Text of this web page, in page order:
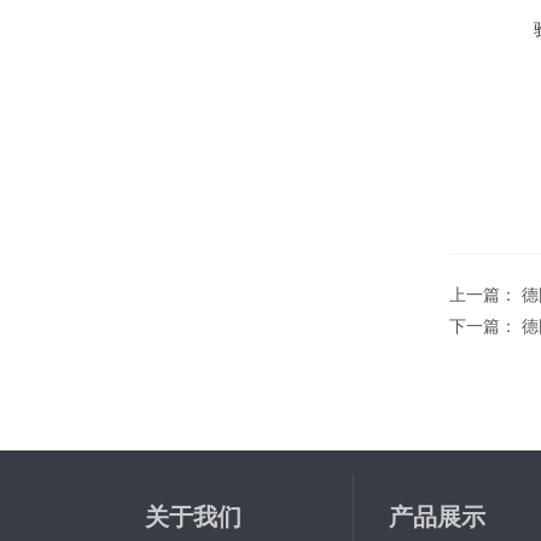
上一篇：
下一篇：
关于我们 产品展示